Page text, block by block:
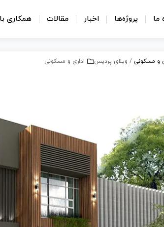
ما پروژه‌ها اخبار مقالات همکاری
و مسکونی / ویلای پردیس اداری و مسکونی